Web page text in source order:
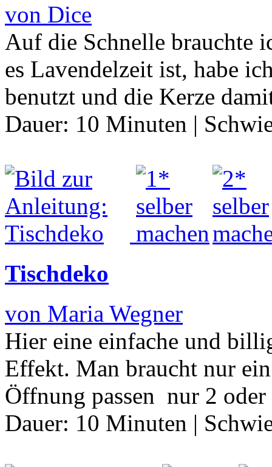
von Dice
Auf die Schnelle brauchte
es Lavendelzeit ist, habe
benutzt und die Kerze
Dauer: 10 Minuten |
Tischdeko
von Maria Wegner
Hier eine einfache und
Effekt. Man braucht nur
Öffnung passen nur 2
Dauer: 10 Minuten |